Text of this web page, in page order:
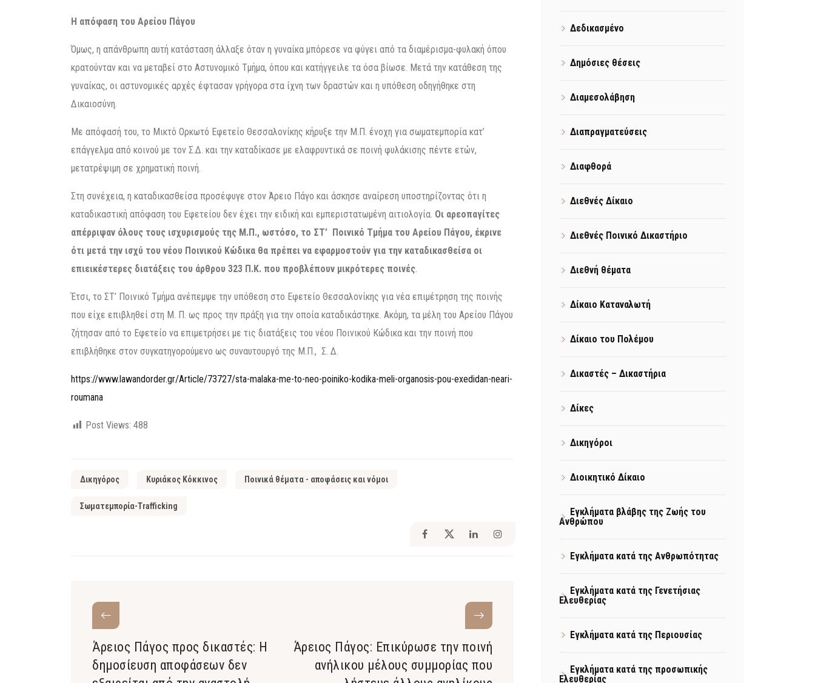
Η απόφαση του Αρείου Πάγου
Όμως, η απάνθρωπη αυτή κατάσταση άλλαξε όταν η γυναίκα μπόρεσε να φύγει από τα διαμέρισμα-φυλακή όπου
κρατούνταν και να μεταβεί στο Αστυνομικό Τμήμα, όπου και κατήγγειλε τα όσα βίωσε. Μετά την κατάθεση της
γυναίκας, οι αστυνομικές αρχές έφτασαν γρήγορα στα ίχνη των δραστών και η υπόθεση οδηγήθηκε στη
Δικαιοσύνη.
Με απόφασή του, το Μικτό Ορκωτό Εφετείο Θεσσαλονίκης κήρυξε την Μ.Π. ένοχη για σωματεμπορία κατ’
επάγγελμα από κοινού με τον Σ.Δ. και την καταδίκασε με ελαφρυντικά σε ποινή φυλάκισης πέντε ετών,
μετατρέψιμη σε χρηματική ποινή.
Στη συνέχεια, η καταδικασθείσα προσέφυγε στον Άρειο Πάγο και άσκησε αναίρεση υποστηρίζοντας ότι η
καταδικαστική απόφαση του Εφετείου δεν έχει την ειδική και εμπεριστατωμένη αιτιολογία. Οι αρεοπαγίτες
απέρριψαν όλους τους ισχυρισμούς της Μ.Π., ωστόσο, το ΣΤ’ Ποινικό Τμήμα του Αρείου Πάγου, έκρινε
ότι μετά την ισχύ του νέου Ποινικού Κώδικα θα πρέπει να εφαρμοστούν για την καταδικασθείσα οι
επιεικέστερες διατάξεις του άρθρου 323 Π.Κ. που προβλέπουν μικρότερες ποινές.
Έτσι, το ΣΤ’ Ποινικό Τμήμα ανέπεμψε την υπόθεση στο Εφετείο Θεσσαλονίκης για νέα επιμέτρηση της ποινής
που είχε επιβληθεί στη Μ. Π. ως προς την πράξη για την οποία καταδικάστηκε. Ακόμη, τα μέλη του Αρείου Πάγου
ζήτησαν από το Εφετείο να επιμετρήσει με τις διατάξεις του νέου Ποινικού Κώδικα και την ποινή που
επιβλήθηκε στον συγκατηγορούμενο ως συναυτουργό της Μ.Π., Σ. Δ.
https://www.lawandorder.gr/Article/73727/sta-malaka-me-to-neo-poiniko-kodika-meli-organosis-pou-exedidan-neari-
roumana
Post Views: 488
Δικηγόρος Κυριάκος Κόκκινος Ποινικά θέματα - αποφάσεις και νόμοι
Σωματεμπορία-Trafficking
Άρειος Πάγος προς δικαστές: Η
δημοσίευση αποφάσεων δεν
Άρειος Πάγος: Επικύρωσε την ποινή
ανήλικου μέλους συμμορίας που
Δεδικασμένο
Δημόσιες θέσεις
Διαμεσολάβηση
Διαπραγματεύσεις
Διαφθορά
Διεθνές Δίκαιο
Διεθνές Ποινικό Δικαστήριο
Διεθνή θέματα
Δίκαιο Καταναλωτή
Δίκαιο του Πολέμου
Δικαστές – Δικαστήρια
Δίκες
Δικηγόροι
Διοικητικό Δίκαιο
Εγκλήματα βλάβης της Ζωής του
Ανθρώπου
Εγκλήματα κατά της Ανθρωπότητας
Εγκλήματα κατά της Γενετήσιας
Ελευθερίας
Εγκλήματα κατά της Περιουσίας
Εγκλήματα κατά της προσωπικής
Ελευθερίας